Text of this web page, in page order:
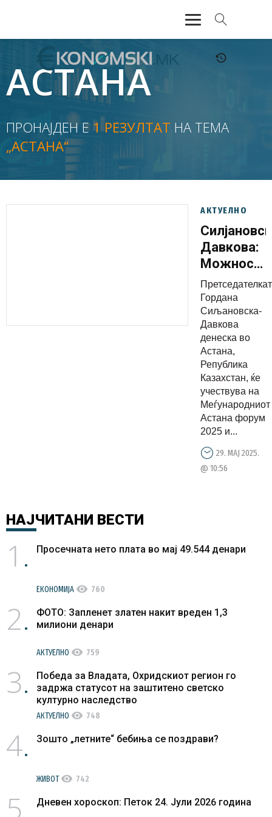
АКТУЕЛНО
ЕКОНОМИЈА
ФИНАНСИИ
БАНКАРСТВО
ЖИВОТ
АСТАНА
ПРОНАЈДЕН Е1 РЕЗУЛТАТ НА ТЕМА
„АСТАНА“
АКТУЕЛНО
Давкова:
Можност
за
пласирање
на
вино и
производи
на
пазар
Гордана
Сиљановска-
Давкова
денеска во
Астана,
Република
Казахстан, ќе
учествува на
Меѓународниот
Астана форум
2025 и...
29. МАЈ 2025.
@ 10:56
НАЈЧИТАНИ ВЕСТИ
1 Просечната нето плата во мај 49.544 денари
ЕКОНОМИЈА visibility 760
2
ФОТО: Запленет златен накит вреден 1,3
милиони денари
АКТУЕЛНО visibility 759
3
Победа за Владата, Охридскиот регион го
задржа статусот на заштитено светско
културно наследство
АКТУЕЛНО visibility 748
4 Зошто „летните“ бебиња се поздрави?
ЖИВОТvisibility 742
5 Дневен хороскоп: Петок 24. Јули 2026 година